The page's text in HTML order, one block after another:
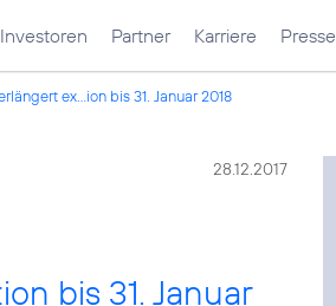
Investoren Partner Karriere Presse
ex...ion bis 31. Januar 2018
28.12.2017
bis 31. Januar